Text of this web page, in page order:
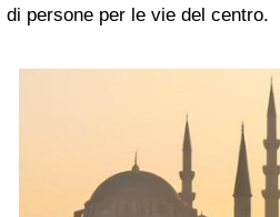
di persone per le vie del centro.